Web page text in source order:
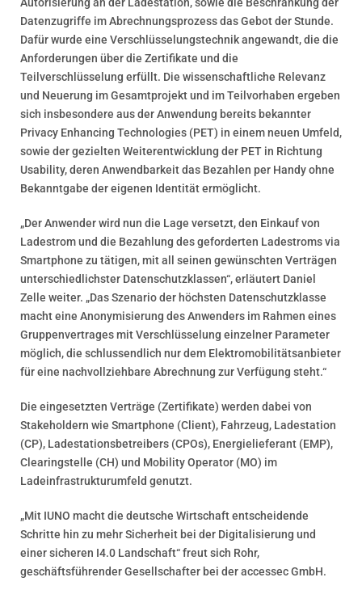
Datenzugriffe im Abrechnungsprozess das Gebot der Stunde.
Dafür wurde eine Verschlüsselungstechnik angewandt, die die
Anforderungen über die Zertifikate und die
Teilverschlüsselung erfüllt. Die wissenschaftliche Relevanz
und Neuerung im Gesamtprojekt und im Teilvorhaben ergeben
sich insbesondere aus der Anwendung bereits bekannter
Privacy Enhancing Technologies (PET) in einem neuen Umfeld,
sowie der gezielten Weiterentwicklung der PET in Richtung
Usability, deren Anwendbarkeit das Bezahlen per Handy ohne
Bekanntgabe der eigenen Identität ermöglicht.
„Der Anwender wird nun die Lage versetzt, den Einkauf von
Ladestrom und die Bezahlung des geforderten Ladestroms via
Smartphone zu tätigen, mit all seinen gewünschten Verträgen
unterschiedlichster Datenschutzklassen“, erläutert Daniel
Zelle weiter. „Das Szenario der höchsten Datenschutzklasse
macht eine Anonymisierung des Anwenders im Rahmen eines
Gruppenvertrages mit Verschlüsselung einzelner Parameter
möglich, die schlussendlich nur dem Elektromobilitätsanbieter
für eine nachvollziehbare Abrechnung zur Verfügung steht.“
Die eingesetzten Verträge (Zertifikate) werden dabei von
Stakeholdern wie Smartphone (Client), Fahrzeug, Ladestation
(CP), Ladestationsbetreibers (CPOs), Energielieferant (EMP),
Clearingstelle (CH) und Mobility Operator (MO) im
Ladeinfrastrukturumfeld genutzt.
„Mit IUNO macht die deutsche Wirtschaft entscheidende
Schritte hin zu mehr Sicherheit bei der Digitalisierung und
einer sicheren I4.0 Landschaft“ freut sich Rohr,
geschäftsführender Gesellschafter bei der accessec GmbH.